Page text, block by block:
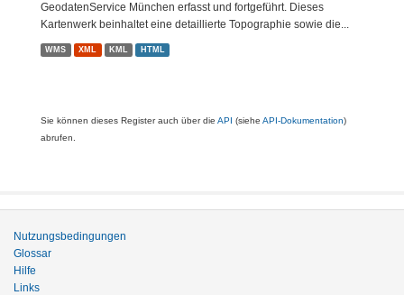
GeodatenService München erfasst und fortgeführt. Dieses
Kartenwerk beinhaltet eine detaillierte Topographie sowie die...
WMS XML KML HTML
Sie können dieses Register auch über die API (siehe API-Dokumentation)
abrufen.
Nutzungsbedingungen
Glossar
Hilfe
Links